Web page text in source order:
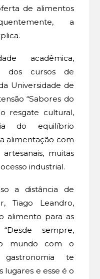
de alimentos
a
acadêmica,
dos cursos de
Universidade de
“Sabores do
resgate cultural,
do equilíbrio
alimentação com
muitas
industrial.
a distância de
Tiago Leandro,
alimento para as
sempre,
mundo com o
te
lugares e esse é o